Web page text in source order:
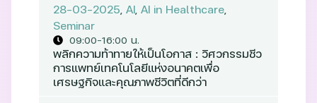
28-03-2025, AI, AI in Healthcare,
Seminar
09:00-16:00 น.
พลิกความท้าทายให้เป็นโอกาส : วิศวกรรมชีว
การแพทย์เทคโนโลยีแห่งอนาคตเพื่อ
เศรษฐกิจและคุณภาพชีวิตที่ดีกว่า